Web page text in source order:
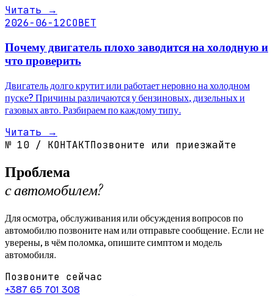
Читать →
2026-06-12СОВЕТ
Почему двигатель плохо заводится на холодную и
что проверить
Двигатель долго крутит или работает неровно на холодном
пуске? Причины различаются у бензиновых, дизельных и
газовых авто. Разбираем по каждому типу.
Читать →
№ 10 / КОНТАКТПозвоните или приезжайте
Проблема
с автомобилем?
Для осмотра, обслуживания или обсуждения вопросов по
автомобилю позвоните нам или отправьте сообщение. Если не
уверены, в чём поломка, опишите симптом и модель
автомобиля.
Позвоните сейчас
+387 65 701 308